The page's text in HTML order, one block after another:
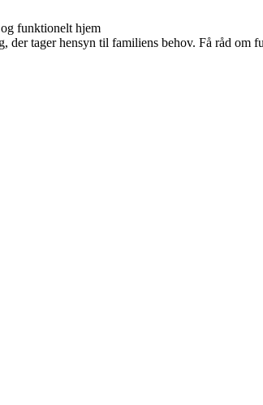
funktionelt hjem
der tager hensyn til familiens behov. Få råd om